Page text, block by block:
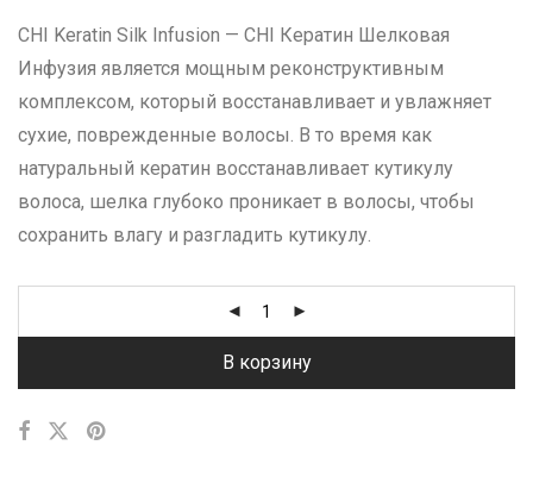
CHI Keratin Silk Infusion — CHI Кератин Шелковая
Инфузия является мощным реконструктивным
комплексом, который восстанавливает и увлажняет
сухие, поврежденные волосы. В то время как
натуральный кератин восстанавливает кутикулу
волоса, шелка глубоко проникает в волосы, чтобы
сохранить влагу и разгладить кутикулу.
В корзину